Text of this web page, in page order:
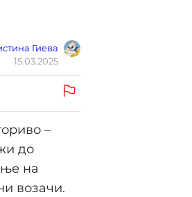
Гиева
15.03.2025
–
до
на
возачи.